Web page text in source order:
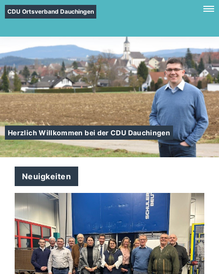
CDU Ortsverband Dauchingen
Herzlich Willkommen bei der CDU Dauchingen
Neuigkeiten